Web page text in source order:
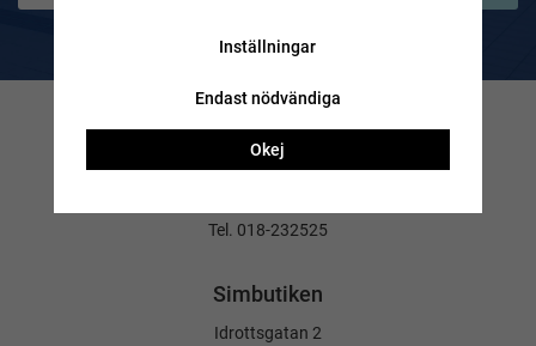
Kontakta oss
Frågor & svar
Tel. 018-232525
Simbutiken
Idrottsgatan 2
Inställningar
Endast nödvändiga
Okej